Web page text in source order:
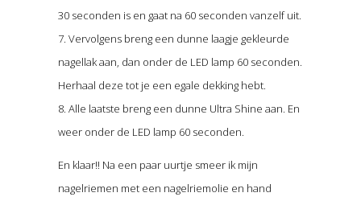
30 seconden is en gaat na 60 seconden vanzelf uit.
7. Vervolgens breng een dunne laagje gekleurde
nagellak aan, dan onder de LED lamp 60 seconden.
Herhaal deze tot je een egale dekking hebt.
8. Alle laatste breng een dunne Ultra Shine aan. En
weer onder de LED lamp 60 seconden.
En klaar!! Na een paar uurtje smeer ik mijn
nagelriemen met een nagelriemolie en hand